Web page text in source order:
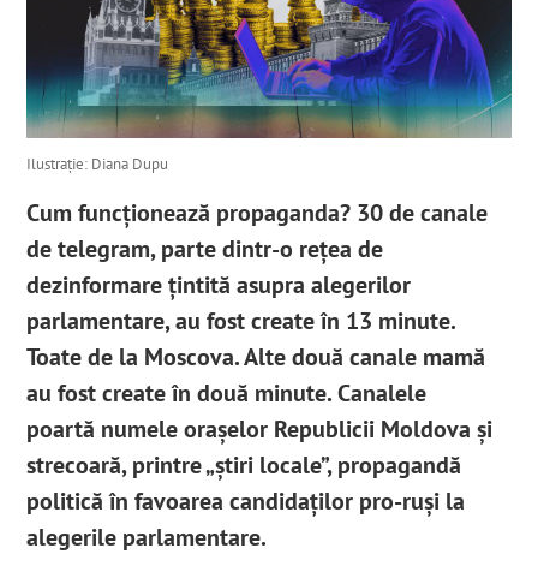
Ilustrație: Diana Dupu
Cum funcționează propaganda? 30 de canale
de telegram, parte dintr-o rețea de
dezinformare țintită asupra alegerilor
parlamentare, au fost create în 13 minute.
Toate de la Moscova. Alte două canale mamă
au fost create în două minute. Canalele
poartă numele orașelor Republicii Moldova și
strecoară, printre „știri locale”, propagandă
politică în favoarea candidaților pro-ruși la
alegerile parlamentare.